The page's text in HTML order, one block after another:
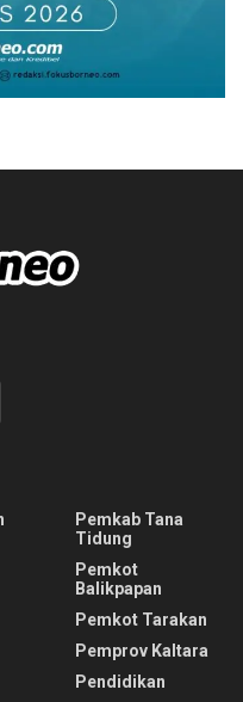
Pemkab Tana
Tidung
Pemkot
Balikpapan
Pemkot Tarakan
Pemprov Kaltara
Pendidikan